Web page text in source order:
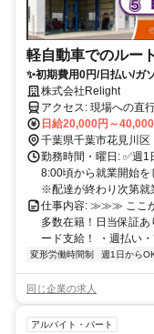
軽自動車でのルー
✨初期費用0円/日払い/ガ
株式会社Relight
アクセス: 現場
日給20,000円～
千葉県千葉市花見川区
勤務時間・曜日: ✅週
8:00頃から就業開始を
※配達が終わり次第就
仕事内容: ≫≫≫ ここ
多数在籍！日当保証
ード支給！ ・週払い
変形労働時間制 週1日から
同じ企業の求人
アルバイト・パート